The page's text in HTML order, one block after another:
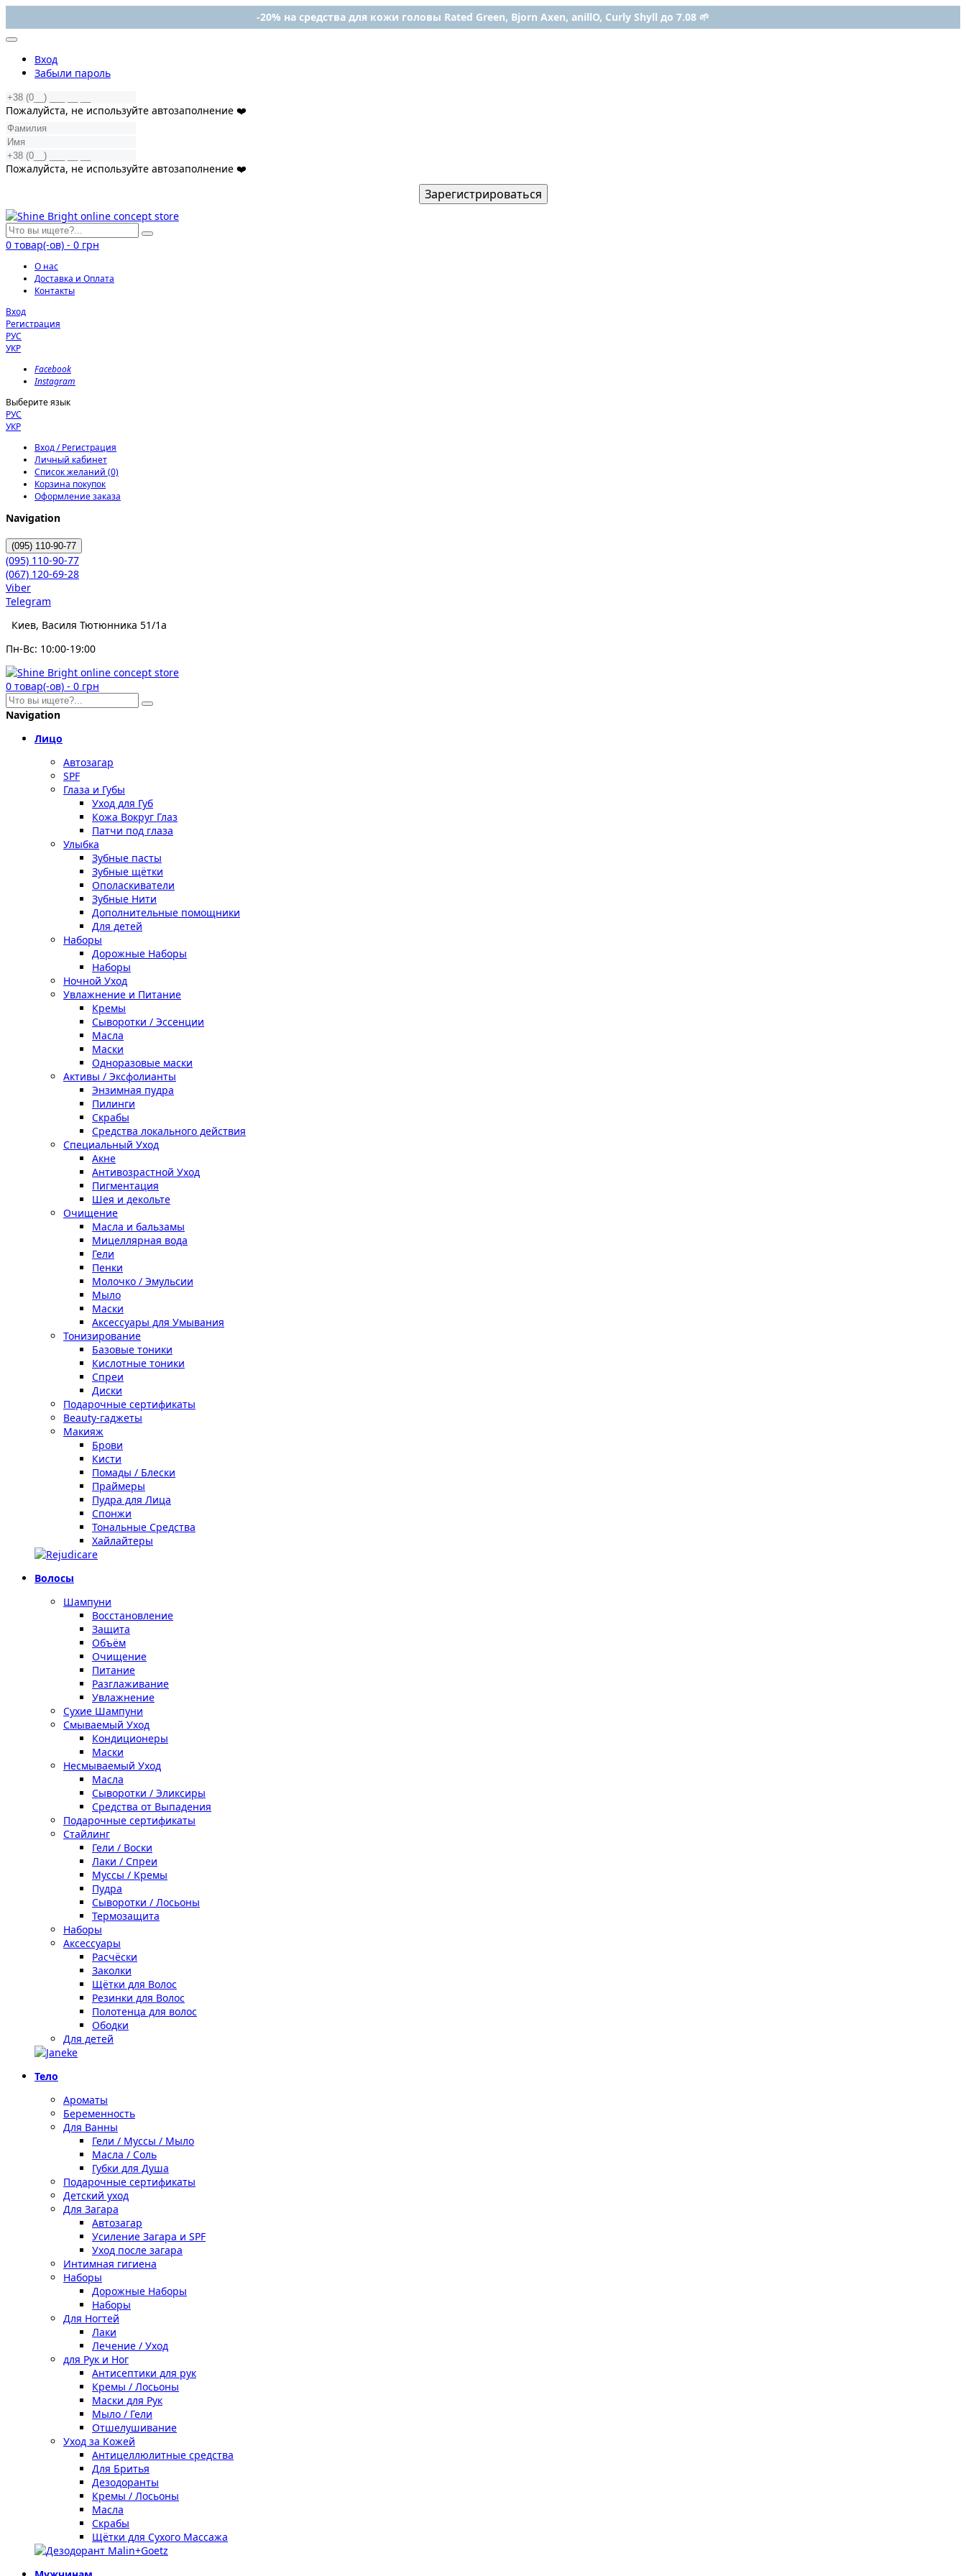
-20% на средства для кожи головы Rated Green, Bjorn Axen, anillO, Curly Shyll до 7.08 🌱
Вход
Забыли пароль
Пожалуйста, не используйте автозаполнение ❤️
Пожалуйста, не используйте автозаполнение ❤️
Зарегистрироваться
0 товар(-ов) - 0 грн
О нас
Доставка и Оплата
Контакты
Вход
Регистрация
РУС
УКР
Facebook
Instagram
Выберите язык
РУС
УКР
Вход / Регистрация
Личный кабинет
Список желаний (0)
Корзина покупок
Оформление заказа
Navigation
(095) 110-90-77
(095) 110-90-77
(067) 120-69-28
Viber
Telegram
Киев, Василя Тютюнника 51/1а
Пн-Вс: 10:00-19:00
0 товар(-ов) - 0 грн
Navigation
Лицо
Автозагар
SPF
Глаза и Губы
Уход для Губ
Кожа Вокруг Глаз
Патчи под глаза
Улыбка
Зубные пасты
Зубные щётки
Ополаскиватели
Зубные Нити
Дополнительные помощники
Для детей
Наборы
Дорожные Наборы
Наборы
Ночной Уход
Увлажнение и Питание
Кремы
Сыворотки / Эссенции
Масла
Маски
Одноразовые маски
Активы / Эксфолианты
Энзимная пудра
Пилинги
Скрабы
Средства локального действия
Специальный Уход
Акне
Антивозрастной Уход
Пигментация
Шея и декольте
Очищение
Масла и бальзамы
Мицеллярная вода
Гели
Пенки
Молочко / Эмульсии
Мыло
Маски
Аксессуары для Умывания
Тонизирование
Базовые тоники
Кислотные тоники
Спреи
Диски
Подарочные сертификаты
Beauty-гаджеты
Макияж
Брови
Кисти
Помады / Блески
Праймеры
Пудра для Лица
Спонжи
Тональные Средства
Хайлайтеры
Волосы
Шампуни
Восстановление
Защита
Объём
Очищение
Питание
Разглаживание
Увлажнение
Сухие Шампуни
Смываемый Уход
Кондиционеры
Маски
Несмываемый Уход
Масла
Сыворотки / Эликсиры
Средства от Выпадения
Подарочные сертификаты
Стайлинг
Гели / Воски
Лаки / Спреи
Муссы / Кремы
Пудра
Сыворотки / Лосьоны
Термозащита
Наборы
Аксессуары
Расчёски
Заколки
Щётки для Волос
Резинки для Волос
Полотенца для волос
Ободки
Для детей
Тело
Ароматы
Беременность
Для Ванны
Гели / Муссы / Мыло
Масла / Соль
Губки для Душа
Подарочные сертификаты
Детский уход
Для Загара
Автозагар
Усиление Загара и SPF
Уход после загара
Интимная гигиена
Наборы
Дорожные Наборы
Наборы
Для Ногтей
Лаки
Лечение / Уход
для Рук и Ног
Антисептики для рук
Кремы / Лосьоны
Маски для Рук
Мыло / Гели
Отшелушивание
Уход за Кожей
Антицеллюлитные средства
Для Бритья
Дезодоранты
Кремы / Лосьоны
Масла
Скрабы
Щётки для Сухого Массажа